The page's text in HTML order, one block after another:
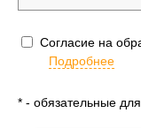
Согласие на
Подробнее
* - обязательные